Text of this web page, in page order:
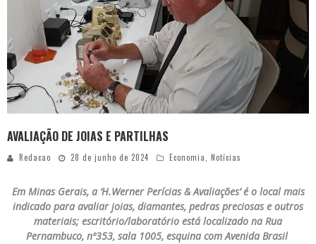
AVALIAÇÃO DE JOIAS E PARTILHAS
Redacao 28 de junho de 2024 Economia, Notícias
Em Minas Gerais, a ‘H.Werner Perícias & Avaliações’ é o local mais
indicado para avaliar joias, diamantes, pedras preciosas e outros
materiais; escritório/laboratório está localizado na Rua
Pernambuco, nº353, sala 1005, esquina com Avenida Brasil